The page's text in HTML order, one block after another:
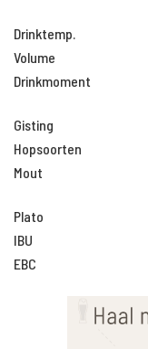
Drinktemp.
Volume
Drinkmoment
Gisting
Hopsoorten
Mout
Plato
IBU
EBC